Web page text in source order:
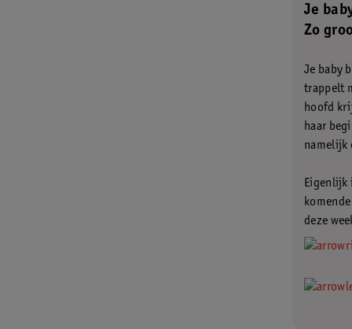
Je
Zo
Je baby
trappelt
hoofd
haar
namelijk
Eigenlijk
deze